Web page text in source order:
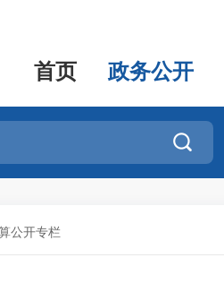
首页 政务公开

公开专栏